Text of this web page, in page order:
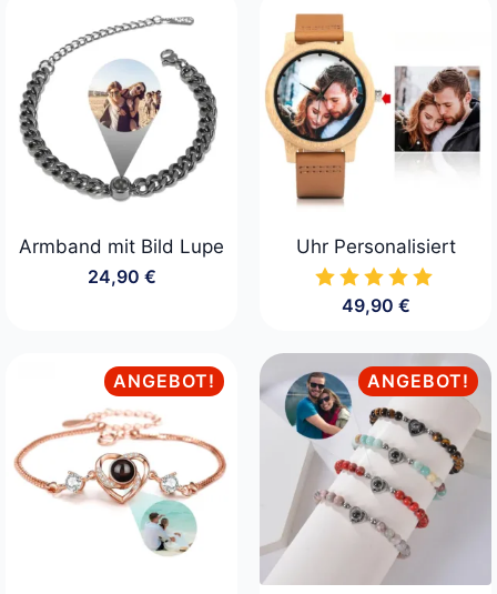
29,90 €
24,90 €.
Armband mit Bild Lupe
24,90 €
Uhr Personalisiert
49,90 €
ANGEBOT! ANGEBOT!